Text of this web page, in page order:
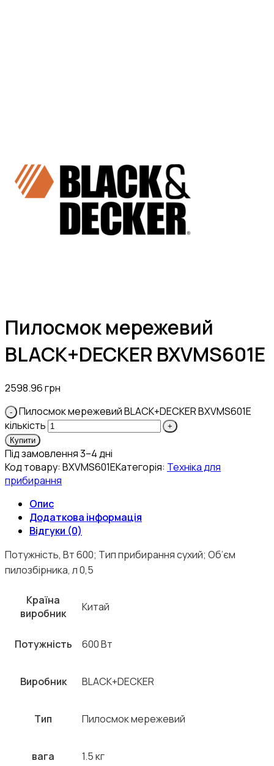
Пилосмок мережевий
BLACK+DECKER BXVMS601E
2598.96грн
Пилосмок мережевий BLACK+DECKER BXVMS601E
кількість
Купити
Під замовлення 3–4 дні
Код товару: BXVMS601EКатегорія: Техніка для
прибирання
Опис
Додаткова інформація
Відгуки (0)
Потужність, Вт 600; Тип прибирання сухий; Об’єм
пилозбірника, л 0,5
Країна
виробник
Китай
Потужність 600 Вт
Виробник BLACK+DECKER
Тип Пилосмок мережевий
вага 1.5 кг